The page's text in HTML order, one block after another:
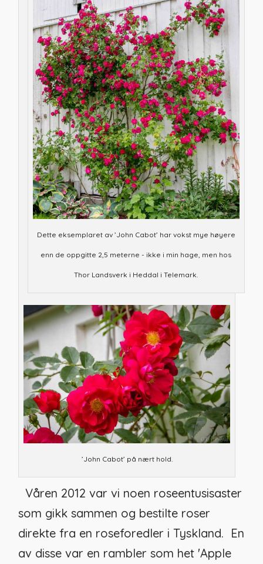
Dette eksemplaret av ’John Cabot’ har vokst mye høyere
enn de oppgitte 2,5 meterne - ikke i min hage, men hos
Thor Landsverk i Heddal i Telemark.
’John Cabot’ på nært hold.
Våren 2012 var vi noen roseentusisaster
som gikk sammen og bestilte roser
direkte fra en roseforedler i Tyskland. En
av disse var en rambler som het 'Apple